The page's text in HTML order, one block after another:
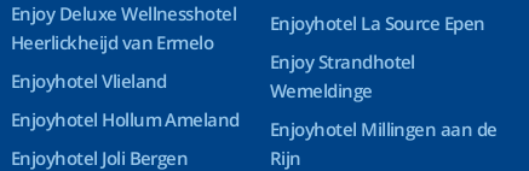
Enjoy Deluxe Wellnesshotel
Heerlickheijd van Ermelo
Enjoyhotel Vlieland
Enjoyhotel Hollum Ameland
Enjoyhotel Joli Bergen
Enjoyhotel La Source Epen
Enjoy Strandhotel
Wemeldinge
Enjoyhotel Millingen aan de
Rijn